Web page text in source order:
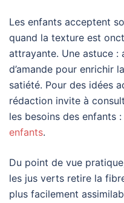
Les enfants acceptent
quand la texture est
attrayante. Une astuce :
d’amande pour enrichir
satiété. Pour des idées
rédaction invite à
les besoins des enfants :
enfants.
Du point de vue
les jus verts retire la
plus facilement